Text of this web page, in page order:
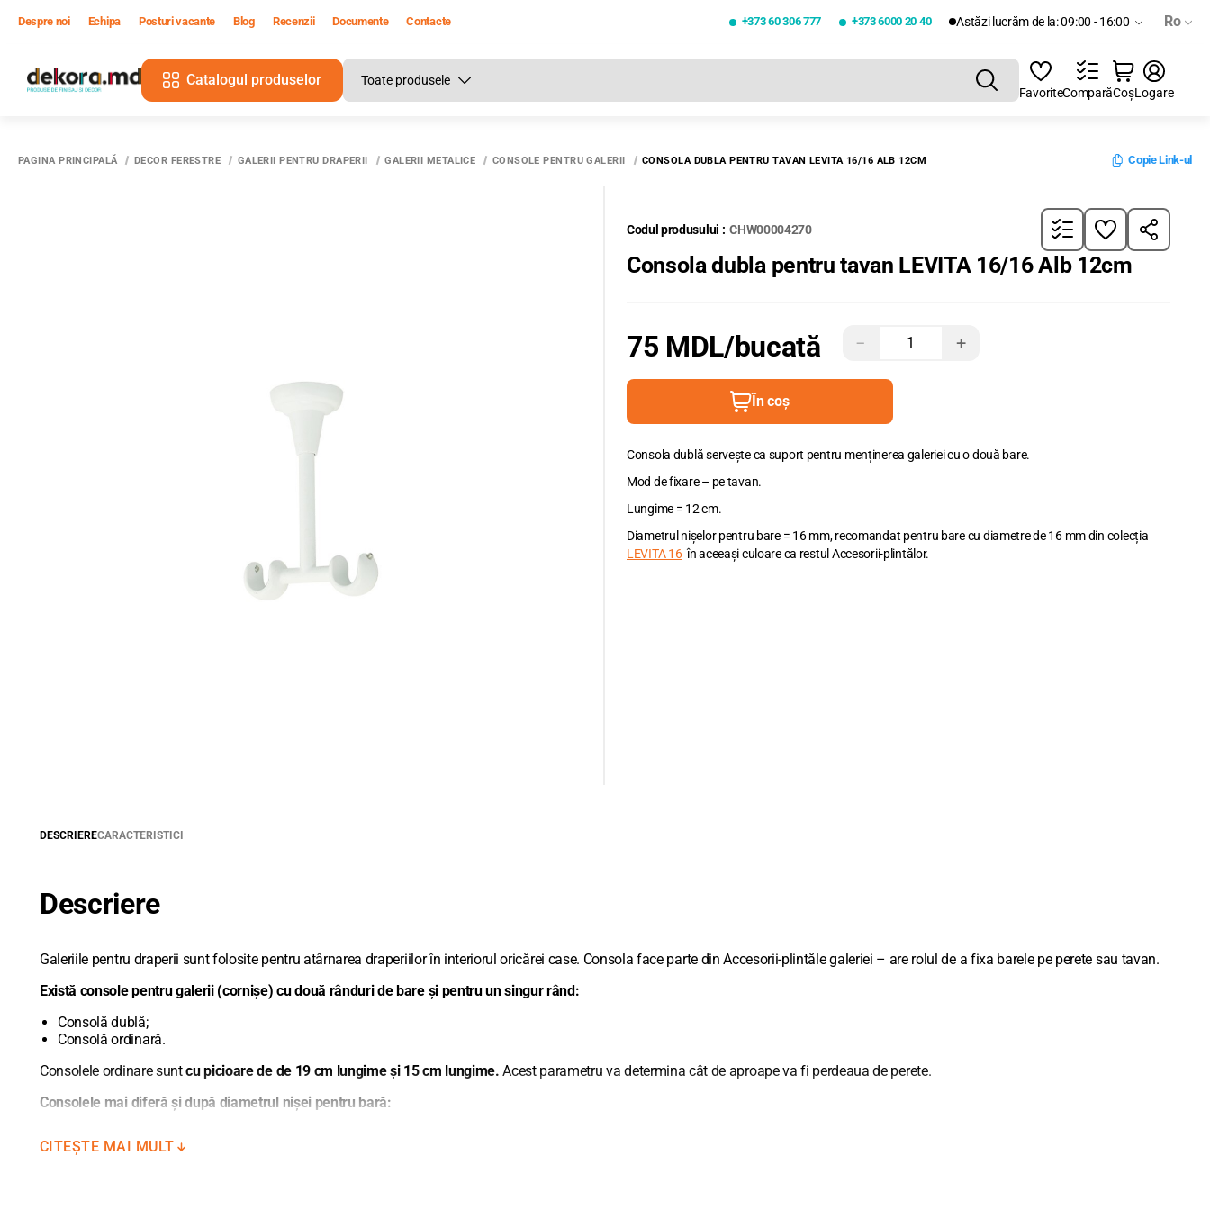
Despre noi Echipa Posturi vacante Blog Recenzii Documente Contacte +373 60 306 777 +373 6000 20 40 Astăzi lucrăm de la: 09:00 - 16:00 Ro
Catalogul produselor
FavoriteComparăCoșLogare
PAGINA PRINCIPALĂ DECOR FERESTRE GALERII PENTRU DRAPERII GALERII METALICE CONSOLE PENTRU GALERII CONSOLA DUBLA PENTRU TAVAN LEVITA 16/16 ALB 12CM Copie Link-ul
Codul produsului : CHW00004270
Consola dubla pentru tavan LEVITA 16/16 Alb 12cm
75 MDL/bucată − +
În coș
Consola dublă servește ca suport pentru menținerea galeriei cu o două bare.
Mod de fixare – pe tavan.
Lungime = 12 cm.
Diametrul nișelor pentru bare = 16 mm, recomandat pentru bare cu diametre de 16 mm din colecția
LEVITA 16în aceeași culoare ca restul Accesorii-plintălor.
DESCRIERECARACTERISTICI
Descriere
Galeriile pentru draperii sunt folosite pentru atârnarea draperiilor în interiorul oricărei case. Consola face parte din Accesorii-plintăle galeriei – are rolul de a fixa barele pe perete sau tavan.
Există console pentru galerii (cornișe) cu două rânduri de bare și pentru un singur rând:
Consolă dublă;
Consolă ordinară.
Consolele ordinare suntcu picioare de de 19 cm lungime și 15 cm lungime. Acest parametru va determina cât de aproape va fi perdeaua de perete.
Consolele mai diferă și după diametrul nișei pentru bară:
CITEȘTE MAI MULT